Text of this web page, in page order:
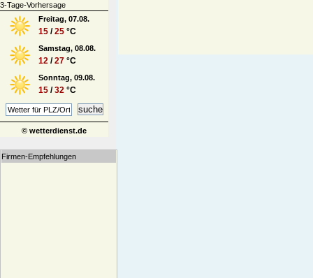
3-Tage-Vorhersage
Freitag, 07.08.
15 /25 °C
Samstag, 08.08.
12 /27 °C
Sonntag, 09.08.
15 /32 °C
© wetterdienst.de
Firmen-Empfehlungen